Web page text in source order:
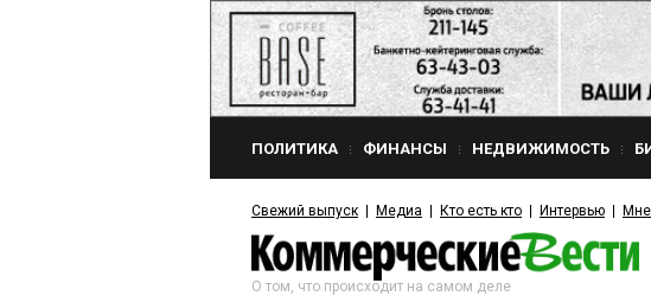
ПОЛИТИКА ФИНАНСЫ НЕДВИЖИМОСТЬ
Свежий выпуск Медиа Кто есть кто Интервью
О том, что происходит на самом деле